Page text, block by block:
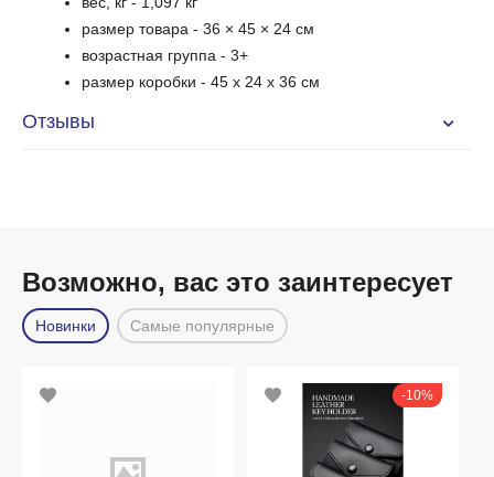
размер товара - 36 × 45 × 24 см
возрастная группа - 3+
размер коробки - 45 x 24 x 36 см
Отзывы
Возможно, вас это заинтересует
Новинки Самые популярные
10%